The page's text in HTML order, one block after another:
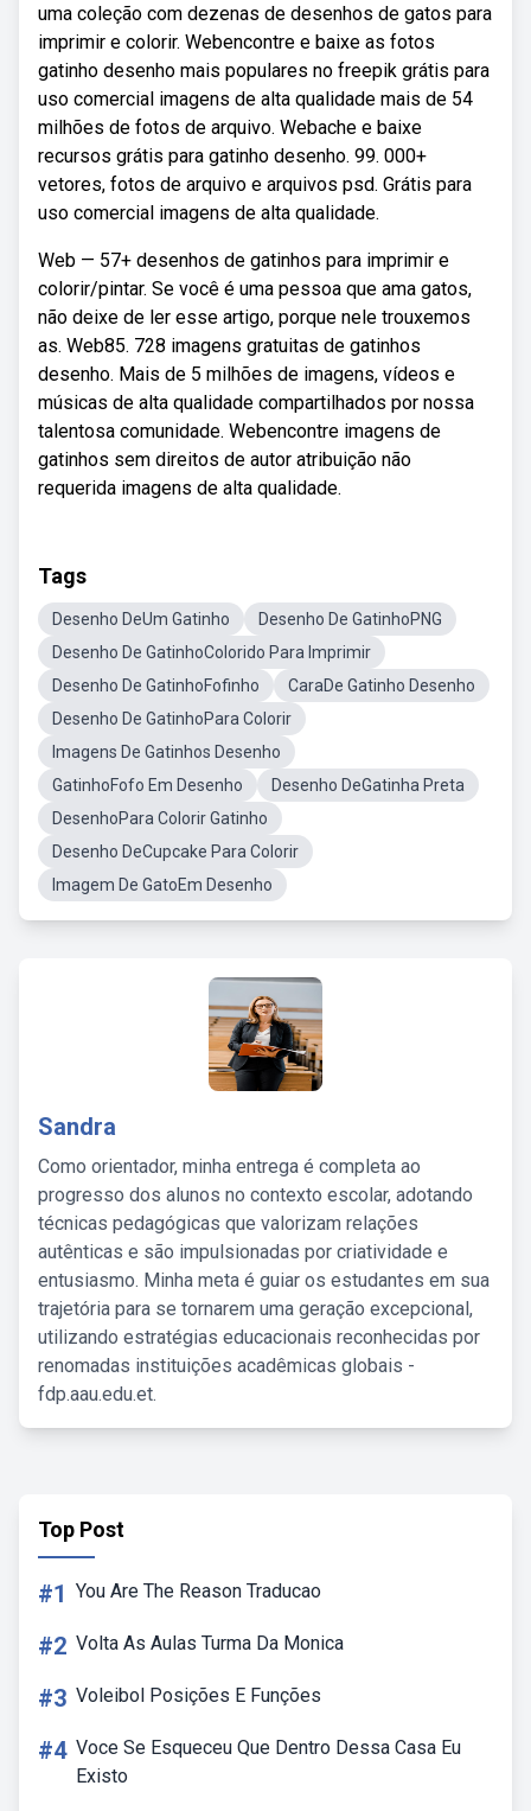
uma coleção com dezenas de desenhos de gatos para
imprimir e colorir. Webencontre e baixe as fotos
gatinho desenho mais populares no freepik grátis para
uso comercial imagens de alta qualidade mais de 54
milhões de fotos de arquivo. Webache e baixe
recursos grátis para gatinho desenho. 99. 000+
vetores, fotos de arquivo e arquivos psd. Grátis para
uso comercial imagens de alta qualidade.
Web — 57+ desenhos de gatinhos para imprimir e
colorir/pintar. Se você é uma pessoa que ama gatos,
não deixe de ler esse artigo, porque nele trouxemos
as. Web85. 728 imagens gratuitas de gatinhos
desenho. Mais de 5 milhões de imagens, vídeos e
músicas de alta qualidade compartilhados por nossa
talentosa comunidade. Webencontre imagens de
gatinhos sem direitos de autor atribuição não
requerida imagens de alta qualidade.
Tags
Desenho DeUm Gatinho
Desenho De GatinhoPNG
Desenho De GatinhoColorido Para Imprimir
Desenho De GatinhoFofinho
CaraDe Gatinho Desenho
Desenho De GatinhoPara Colorir
Imagens De Gatinhos Desenho
GatinhoFofo Em Desenho
Desenho DeGatinha Preta
DesenhoPara Colorir Gatinho
Desenho DeCupcake Para Colorir
Imagem De GatoEm Desenho
Sandra
Como orientador, minha entrega é completa ao
progresso dos alunos no contexto escolar, adotando
técnicas pedagógicas que valorizam relações
autênticas e são impulsionadas por criatividade e
entusiasmo. Minha meta é guiar os estudantes em sua
trajetória para se tornarem uma geração excepcional,
utilizando estratégias educacionais reconhecidas por
renomadas instituições acadêmicas globais -
fdp.aau.edu.et.
Top Post
#1 You Are The Reason Traducao
#2 Volta As Aulas Turma Da Monica
#3 Voleibol Posições E Funções
#4 Voce Se Esqueceu Que Dentro Dessa Casa Eu
Existo